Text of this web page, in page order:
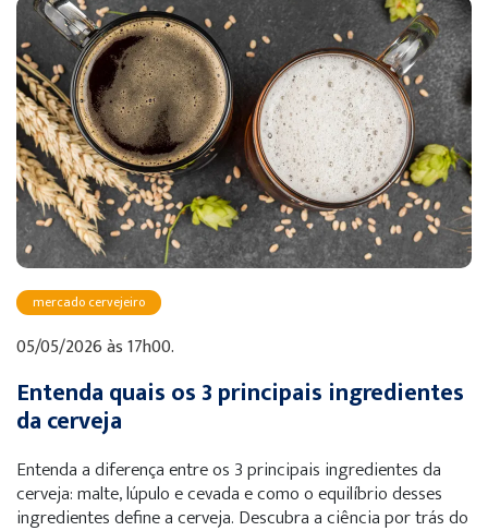
mercado cervejeiro
05/05/2026 às 17h00.
Entenda quais os 3 principais ingredientes
da cerveja
Entenda a diferença entre os 3 principais ingredientes da
cerveja: malte, lúpulo e cevada e como o equilíbrio desses
ingredientes define a cerveja. Descubra a ciência por trás do